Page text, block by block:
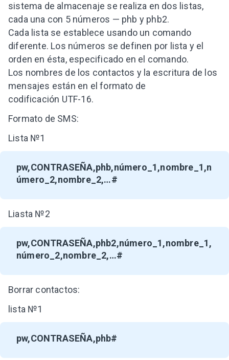
sistema de almacenaje se realiza en dos listas,
cada una con 5 números — phb y phb2.
Cada lista se establece usando un comando
diferente. Los números se definen por lista y el
orden en ésta, especificado en el comando.
Los nombres de los contactos y la escritura de los
mensajes están en el formato de
codificación UTF-16.
Formato de SMS:
Lista №1
pw,CONTRASEÑA,phb,número_1,nombre_1,n
úmero_2,nombre_2,…#
Liasta №2
pw,CONTRASEÑA,phb2,número_1,nombre_1,
número_2,nombre_2,…#
Borrar contactos:
lista №1
pw,CONTRASEÑA,phb#